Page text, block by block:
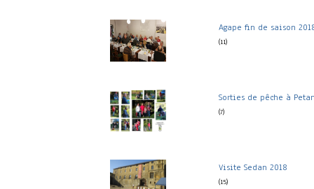
Agape fin de saison
(11)
Sorties de pêche à
(7)
Visite Sedan 2018
(15)